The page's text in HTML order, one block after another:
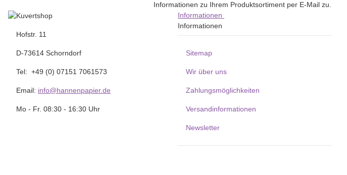
Informationen zu Ihrem Produktsortiment per E-Mail zu.
Hofstr. 11
D-73614 Schorndorf
Tel: +49 (0) 07151 7061573
Email: info@hannenpapier.de
Mo - Fr. 08:30 - 16:30 Uhr
Informationen
Informationen
Sitemap
Wir über uns
Zahlungsmöglichkeiten
Versandinformationen
Newsletter